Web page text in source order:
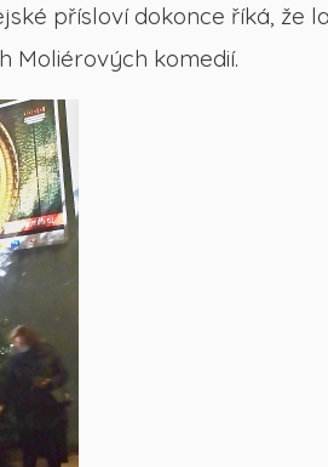
přísloví dokonce říká, že
Moliérových komedií.